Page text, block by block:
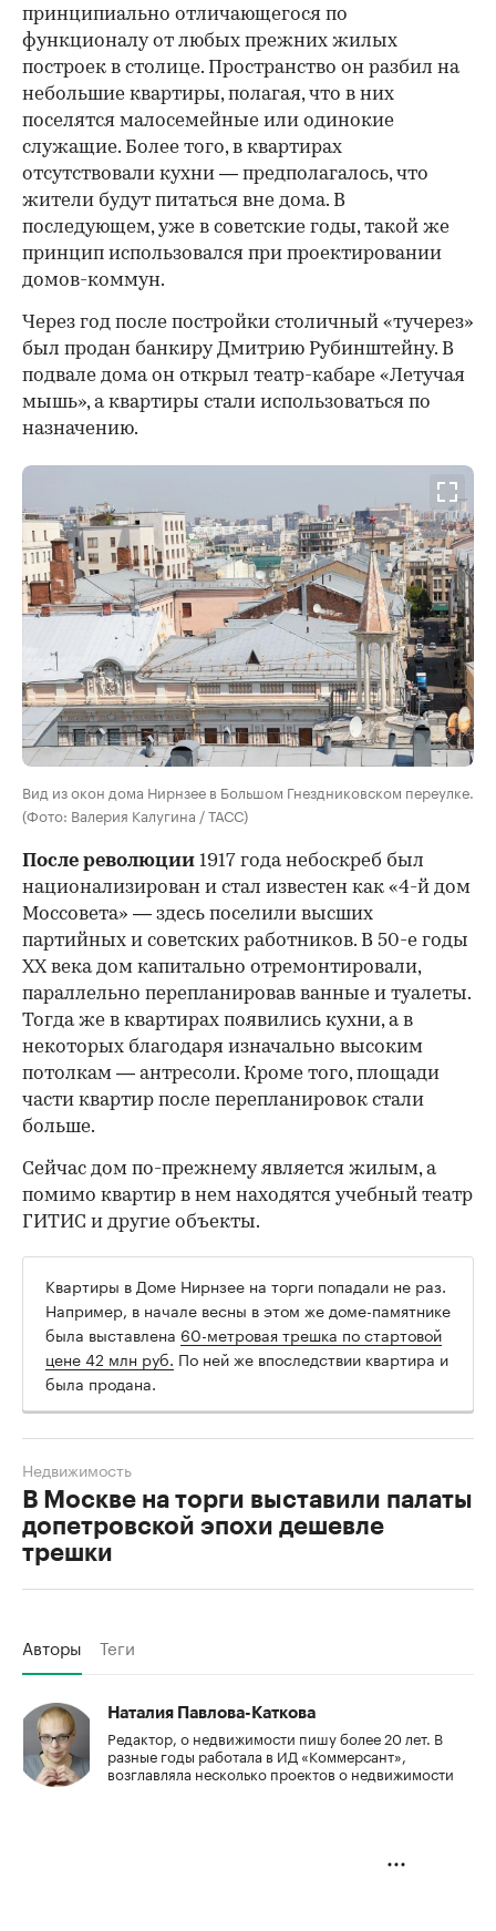
принципиально отличающегося по
функционалу от любых прежних жилых
построек в столице. Пространство он разбил на
небольшие квартиры, полагая, что в них
поселятся малосемейные или одинокие
служащие. Более того, в квартирах
отсутствовали кухни — предполагалось, что
жители будут питаться вне дома. В
последующем, уже в советские годы, такой же
принцип использовался при проектировании
домов-коммун.
Через год после постройки столичный «тучерез»
был продан банкиру Дмитрию Рубинштейну. В
подвале дома он открыл театр-кабаре «Летучая
мышь», а квартиры стали использоваться по
назначению.
Вид из окон дома Нирнзее в Большом Гнездниковском переулке.
(Фото: Валерия Калугина / ТАСС)
После революции 1917 года небоскреб был
национализирован и стал известен как «4-й дом
Моссовета» — здесь поселили высших
партийных и советских работников. В 50-е годы
ХХ века дом капитально отремонтировали,
параллельно перепланировав ванные и туалеты.
Тогда же в квартирах появились кухни, а в
некоторых благодаря изначально высоким
потолкам — антресоли. Кроме того, площади
части квартир после перепланировок стали
больше.
Сейчас дом по-прежнему является жилым, а
помимо квартир в нем находятся учебный театр
ГИТИС и другие объекты.
Квартиры в Доме Нирнзее на торги попадали не раз.
Например, в начале весны в этом же доме-памятнике
была выставлена 60-метровая трешка по стартовой
цене 42 млн руб. По ней же впоследствии квартира и
была продана.
В Москве на торги выставили палаты
допетровской эпохи дешевле
трешки
Недвижимость
Авторы Теги
Наталия Павлова-Каткова
Редактор, о недвижимости пишу более 20 лет. В
разные годы работала в ИД «Коммерсант»,
возглавляла несколько проектов о недвижимости